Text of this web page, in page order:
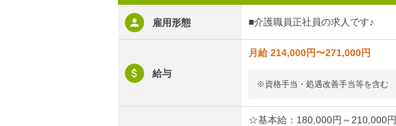
雇用形態 ■介護職員正社員の求人です♪
給与
月給 214,000円〜271,000円
※資格手当・処遇改善手当等を含む
☆基本給：180,000円～210,000円